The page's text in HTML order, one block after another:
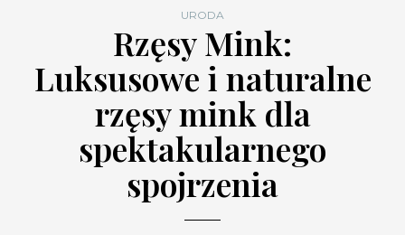
URODA
Rzęsy Mink:
Luksusowe i naturalne
rzęsy mink dla
spektakularnego
spojrzenia